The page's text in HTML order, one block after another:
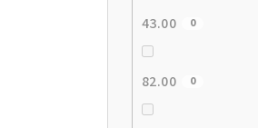
43.00 0
82.00 0